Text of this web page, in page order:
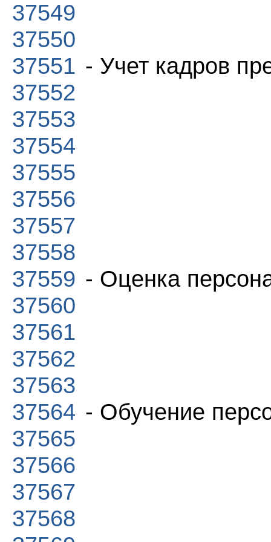
37549
37550
37551 - Учет кадров
37552
37553
37554
37555
37556
37557
37558
37559 - Оценка
37560
37561
37562
37563
37564 - Обучение
37565
37566
37567
37568